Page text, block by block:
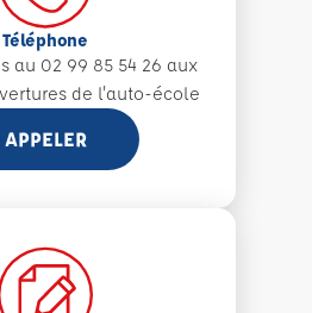
Téléphone
au 02 99 85 54 26 aux
de l'auto-école
APPELER